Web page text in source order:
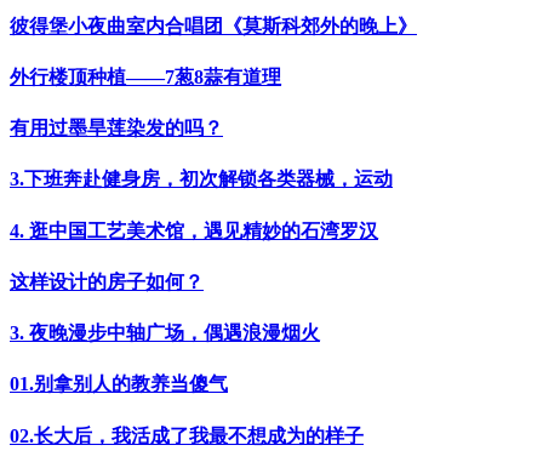
彼得堡小夜曲室内合唱团《莫斯科郊外的晚上》
外行楼顶种植——7葱8蒜有道理
有用过墨旱莲染发的吗？
3.下班奔赴健身房，初次解锁各类器械，运动
4. 逛中国工艺美术馆，遇见精妙的石湾罗汉
这样设计的房子如何？
3. 夜晚漫步中轴广场，偶遇浪漫烟火
01.别拿别人的教养当傻气
02.长大后，我活成了我最不想成为的样子